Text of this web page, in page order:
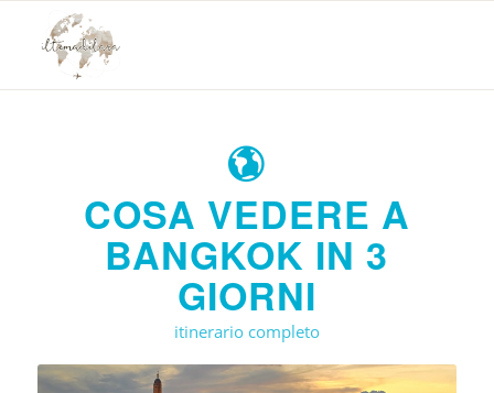
COSA VEDERE A
BANGKOK IN 3
GIORNI
itinerario completo